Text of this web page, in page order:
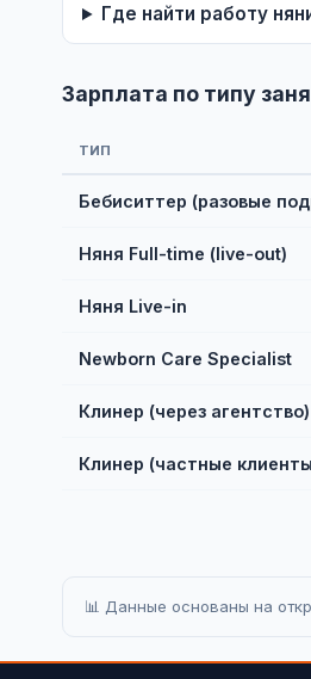
Где найти работу
Зарплата по типу
ТИП
Бебиситтер (разовые
Няня Full-time (live-out)
Няня Live-in
Newborn Care Specialist
Клинер (через агентство)
Клинер (частные
📊 Данные основаны на